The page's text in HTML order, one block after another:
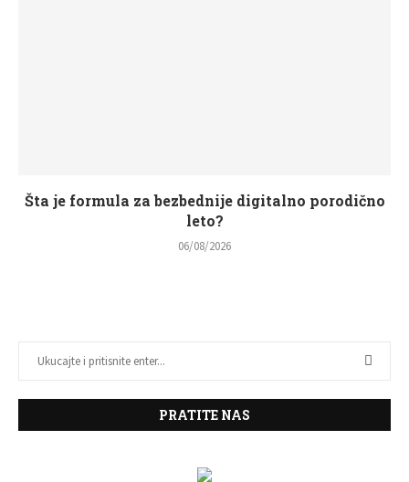
Šta je formula za bezbednije digitalno porodično
leto?
06/08/2026
PRATITE NAS